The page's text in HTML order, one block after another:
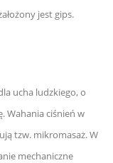
jest gips.
ucha ludzkiego, o
Wahania ciśnień w
tzw. mikromasaż. W
mechaniczne